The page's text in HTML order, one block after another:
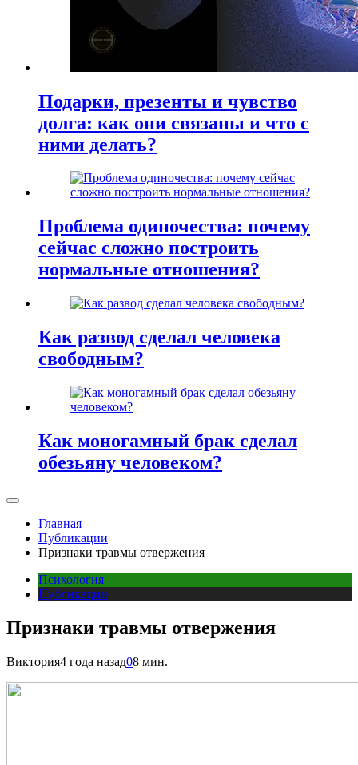
Подарки, презенты и чувство
долга: как они связаны и что с
ними делать?
Проблема одиночества: почему
сейчас сложно построить
нормальные отношения?
Как развод сделал человека
свободным?
Как моногамный брак сделал
обезьяну человеком?
Главная
Публикации
Признаки травмы отвержения
Психология
Публикации
Признаки травмы отвержения
Виктория4 года назад08 мин.